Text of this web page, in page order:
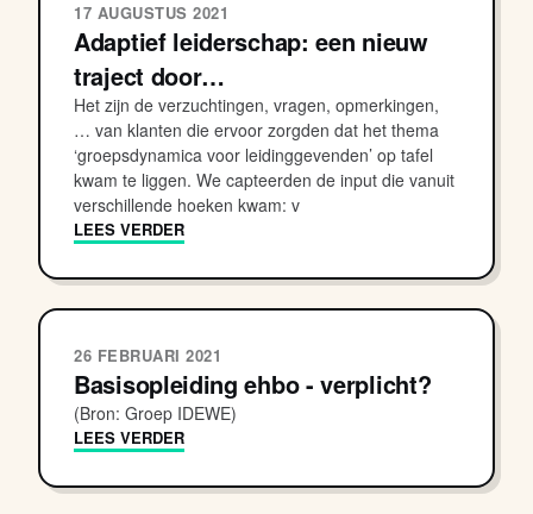
17 AUGUSTUS 2021
Adaptief leiderschap: een nieuw
traject door…
Het zijn de verzuchtingen, vragen, opmerkingen,
… van klanten die ervoor zorgden dat het thema
‘groepsdynamica voor leidinggevenden’ op tafel
kwam te liggen. We capteerden de input die vanuit
verschillende hoeken kwam: v
LEES VERDER
26 FEBRUARI 2021
Basisopleiding ehbo - verplicht?
(Bron: Groep IDEWE)
LEES VERDER